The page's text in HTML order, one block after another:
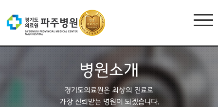
병원소개
경기도의료원은 최상의 진료로
가장 신뢰받는 병원이 되겠습니다.